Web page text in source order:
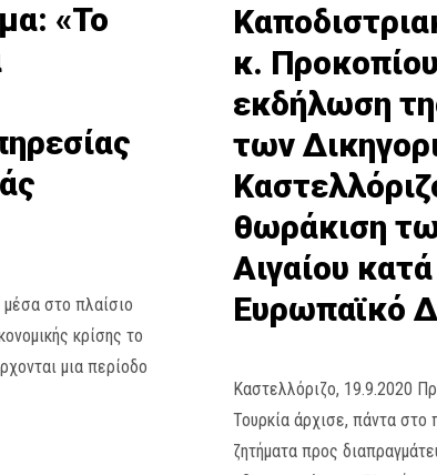
«Το
στο πλαίσιο
κρίσης το
μια περίοδο
κ.
εκδήλωση
των
θωράκιση
Αιγαίου
Ευρωπαϊκό
Καστελλόριζο, 19.9.2020
Τουρκία άρχισε, πάντα στο
ζητήματα προς